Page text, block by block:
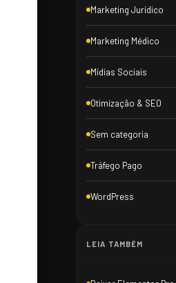
Marketing Jurídico
Marketing Médico
Mídias Sociais
Otimização & SEO
Sem categoria
Tráfego Pago
WordPress
LEIA TAMBÉM